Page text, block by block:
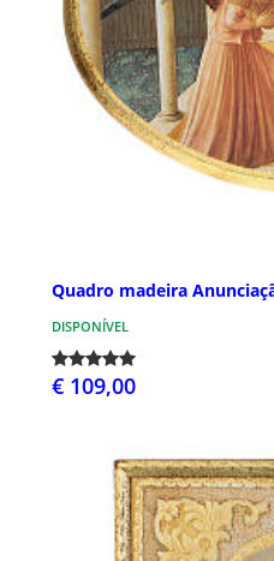
Quadro madeira
DISPONÍVEL
€ 109,00